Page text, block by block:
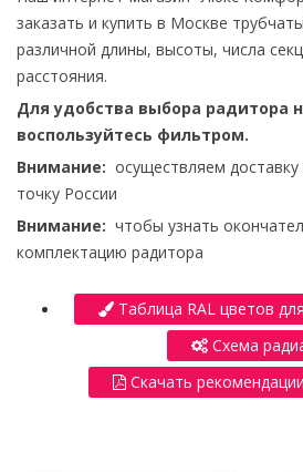
заказать и купить в Москве
различной длины, высоты, числа
расстояния.
Для удобства выбора радитора
воспользуйтесь фильтром.
Внимание: осуществляем
точку России
Внимание: чтобы узнать
комплектацию радитора
Таблица RAL цветов
Схема
Скачать